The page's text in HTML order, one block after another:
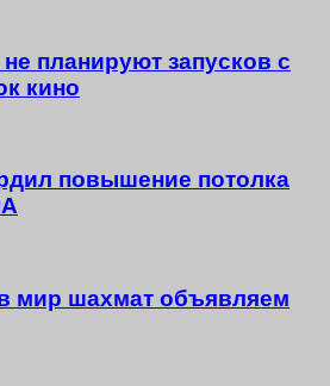
планируют запусков с
кино
повышение потолка
мир шахмат объявляем